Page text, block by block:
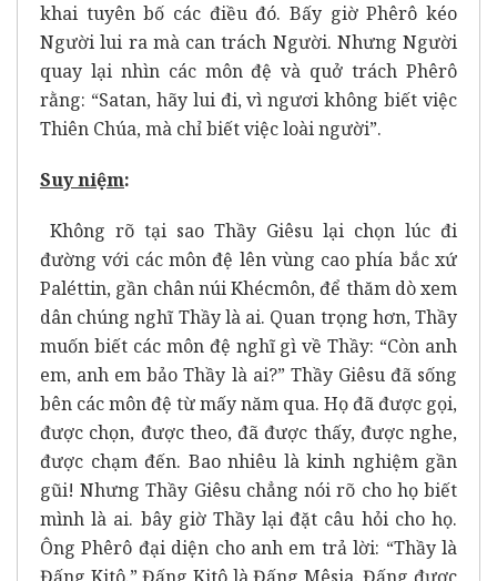
khai tuyên bố các điều đó. Bấy giờ Phêrô kéo
Người lui ra mà can trách Người. Nhưng Người
quay lại nhìn các môn đệ và quở trách Phêrô
rằng: “Satan, hãy lui đi, vì ngươi không biết việc
Thiên Chúa, mà chỉ biết việc loài người”.
Suy niệm:
Không rõ tại sao Thầy Giêsu lại chọn lúc đi
đường với các môn đệ lên vùng cao phía bắc xứ
Paléttin, gần chân núi Khécmôn, để thăm dò xem
dân chúng nghĩ Thầy là ai. Quan trọng hơn, Thầy
muốn biết các môn đệ nghĩ gì về Thầy: “Còn anh
em, anh em bảo Thầy là ai?” Thầy Giêsu đã sống
bên các môn đệ từ mấy năm qua. Họ đã được gọi,
được chọn, được theo, đã được thấy, được nghe,
được chạm đến. Bao nhiêu là kinh nghiệm gần
gũi! Nhưng Thầy Giêsu chẳng nói rõ cho họ biết
mình là ai. bây giờ Thầy lại đặt câu hỏi cho họ.
Ông Phêrô đại diện cho anh em trả lời: “Thầy là